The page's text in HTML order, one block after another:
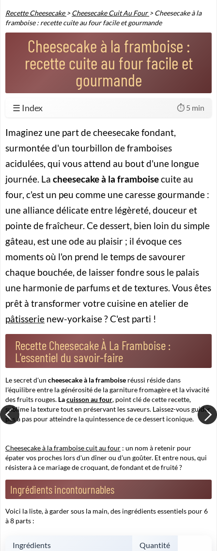
Recette Cheesecake >Cheesecake Cuit Au Four >Cheesecake à la
framboise : recette cuite au four facile et gourmande
Cheesecake à la framboise :
recette cuite au four facile et
gourmande
☰ Index ⏱️ 5 min
Imaginez une part de cheesecake fondant,
surmontée d'un tourbillon de framboises
acidulées, qui vous attend au bout d'une longue
journée. La cheesecake à la framboisecuite au
four, c'est un peu comme une caresse gourmande :
une alliance délicate entre légèreté, douceur et
pointe de fraîcheur. Ce dessert, bien loin du simple
gâteau, est une ode au plaisir ; il évoque ces
moments où l'on prend le temps de savourer
chaque bouchée, de laisser fondre sous le palais
une harmonie de parfums et de textures. Vous êtes
prêt à transformer votre cuisine en atelier de
pâtisserie new-yorkaise ? C'est parti !
Recette Cheesecake À La Framboise :
L'essentiel du savoir-faire
Le secret d'un cheesecake à la framboise réussi réside dans
l'équilibre entre la générosité de la garniture fromagère et la vivacité
des fruits rouges. Lacuisson au four, point clé de cette recette,
sublime la texture tout en préservant les saveurs. Laissez-vous guider
pas à pas pour atteindre la quintessence de ce dessert iconique.
Cheesecake à la framboise cuit au four : un nom à retenir pour
épater vos proches lors d'un dîner ou d'un goûter. Et entre nous, qui
résistera à ce mariage de croquant, de fondant et de fruité ?
Ingrédients incontournables
Voici la liste,à garder sous la main, des ingrédients essentiels pour 6
à 8 parts :
Ingrédients Quantité